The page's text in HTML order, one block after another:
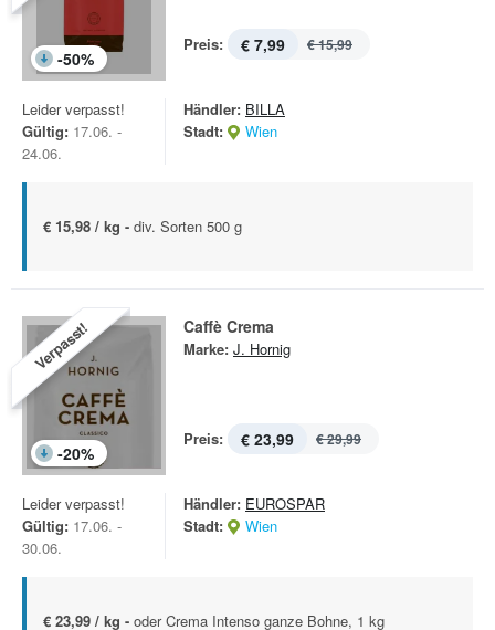
-50%
Preis: € 7,99 € 15,99
Leider verpasst!
Gültig: 17.06. -
24.06.
Händler: BILLA
Stadt:
Wien
€ 15,98 / kg - div. Sorten 500 g
Verpasst!
-20%
Caffè Crema
Marke: J. Hornig
Preis: € 23,99 € 29,99
Leider verpasst!
Gültig: 17.06. -
30.06.
Händler: EUROSPAR
Stadt:
Wien
€ 23,99 / kg - oder Crema Intenso ganze Bohne, 1 kg